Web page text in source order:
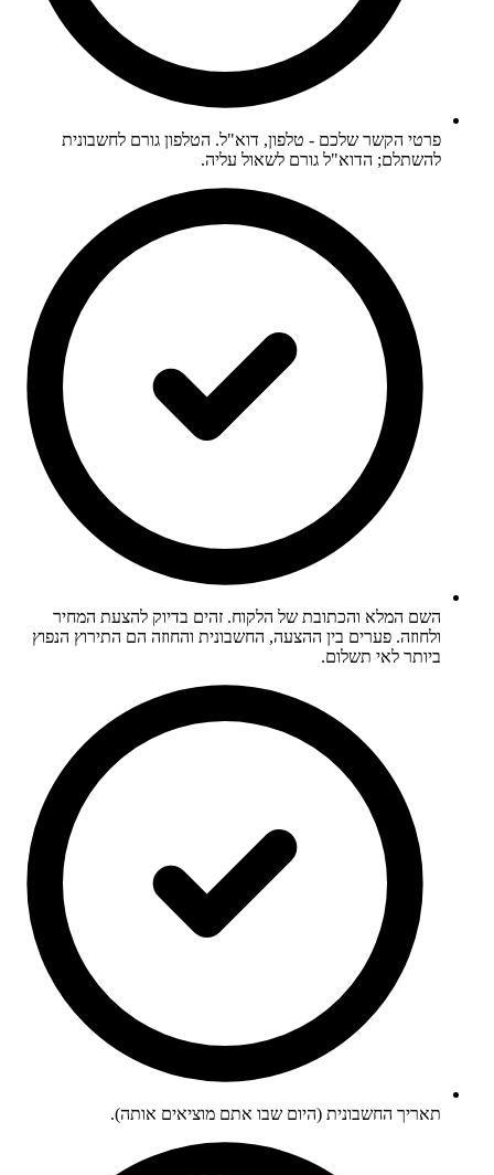
פרטי הקשר שלכם - טלפון, דוא"ל. הטלפון גורם לחשבונית
להשתלם; הדוא"ל גורם לשאול עליה.
השם המלא והכתובת של הלקוח. זהים בדיוק להצעת המחיר
ולחוזה. פערים בין ההצעה, החשבונית והחוזה הם התירוץ הנפוץ
ביותר לאי תשלום.
תאריך החשבונית (היום שבו אתם מוציאים אותה).